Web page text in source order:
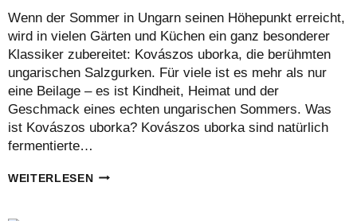
Wenn der Sommer in Ungarn seinen Höhepunkt erreicht,
wird in vielen Gärten und Küchen ein ganz besonderer
Klassiker zubereitet: Kovászos uborka, die berühmten
ungarischen Salzgurken. Für viele ist es mehr als nur
eine Beilage – es ist Kindheit, Heimat und der
Geschmack eines echten ungarischen Sommers. Was
ist Kovászos uborka? Kovászos uborka sind natürlich
fermentierte…
WEITERLESENKOVÁSZOS